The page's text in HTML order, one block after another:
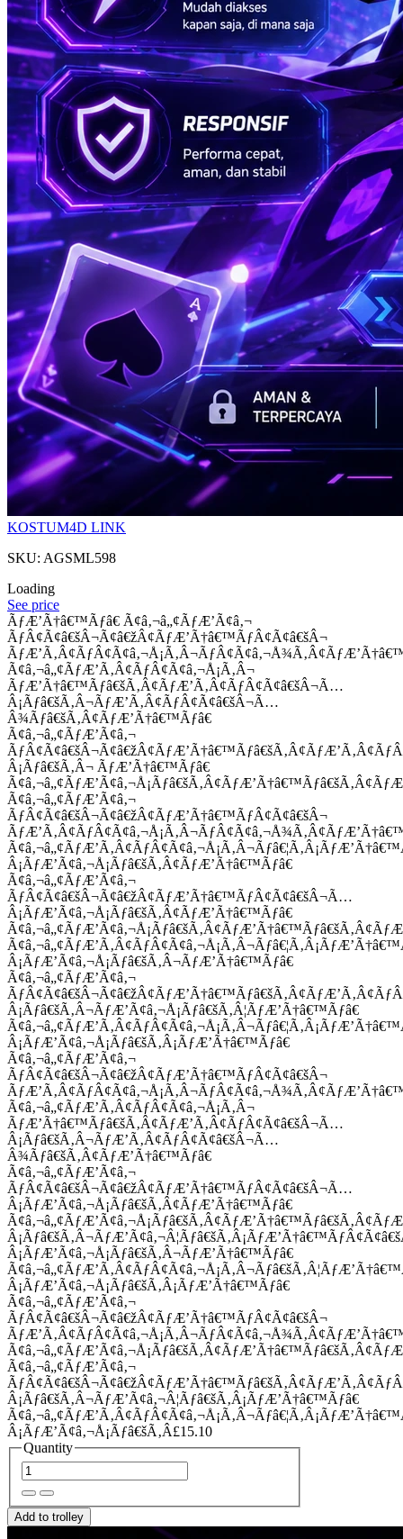
KOSTUM4D LINK
SKU: AGSML598
Loading
See price
ÃƒÆ’Ã†â€™Ãƒâ€ Ã¢â‚¬â„¢ÃƒÆ’Ã¢â‚¬
ÃƒÂ¢Ã¢â€šÂ¬Ã¢â€žÂ¢ÃƒÆ’Ã†â€™ÃƒÂ¢Ã¢â€šÂ¬
Ã¢â‚¬â„¢ÃƒÆ’Ã‚Â¢ÃƒÂ¢Ã¢â‚¬Å¡Ã‚Â¬
ÃƒÆ’Ã†â€™Ãƒâ€šÃ‚Â¢ÃƒÆ’Ã‚Â¢ÃƒÂ¢Ã¢â€šÂ¬Ã…
Â¡Ãƒâ€šÃ‚Â¬ÃƒÆ’Ã‚Â¢ÃƒÂ¢Ã¢â€šÂ¬Ã…
Â¾Ãƒâ€šÃ‚Â¢ÃƒÆ’Ã†â€™Ãƒâ€
Ã¢â‚¬â„¢ÃƒÆ’Ã¢â‚¬
Â¡Ãƒâ€šÃ‚Â¬ ÃƒÆ’Ã†â€™Ãƒâ€
Ã¢â‚¬â„¢ÃƒÆ’Ã¢â‚¬
ÃƒÂ¢Ã¢â€šÂ¬Ã¢â€žÂ¢ÃƒÆ’Ã†â€™ÃƒÂ¢Ã¢â€šÂ¬
Â¡ÃƒÆ’Ã¢â‚¬Å¡Ãƒâ€šÃ‚Â¢ÃƒÆ’Ã†â€™Ãƒâ€
Ã¢â‚¬â„¢ÃƒÆ’Ã¢â‚¬
ÃƒÂ¢Ã¢â€šÂ¬Ã¢â€žÂ¢ÃƒÆ’Ã†â€™ÃƒÂ¢Ã¢â€šÂ¬Ã…
Â¡ÃƒÆ’Ã¢â‚¬Å¡Ãƒâ€šÃ‚Â¢ÃƒÆ’Ã†â€™Ãƒâ€
Â¡ÃƒÆ’Ã¢â‚¬Å¡Ãƒâ€šÃ‚Â¬ÃƒÆ’Ã†â€™Ãƒâ€
Ã¢â‚¬â„¢ÃƒÆ’Ã¢â‚¬
Â¡Ãƒâ€šÃ‚Â¬ÃƒÆ’Ã¢â‚¬Å¡Ãƒâ€šÃ‚Â¦ÃƒÆ’Ã†â€™Ãƒâ€
Â¡ÃƒÆ’Ã¢â‚¬Å¡Ãƒâ€šÃ‚Â¡ÃƒÆ’Ã†â€™Ãƒâ€
Ã¢â‚¬â„¢ÃƒÆ’Ã¢â‚¬
ÃƒÂ¢Ã¢â€šÂ¬Ã¢â€žÂ¢ÃƒÆ’Ã†â€™ÃƒÂ¢Ã¢â€šÂ¬
Ã¢â‚¬â„¢ÃƒÆ’Ã‚Â¢ÃƒÂ¢Ã¢â‚¬Å¡Ã‚Â¬
ÃƒÆ’Ã†â€™Ãƒâ€šÃ‚Â¢ÃƒÆ’Ã‚Â¢ÃƒÂ¢Ã¢â€šÂ¬Ã…
Â¡Ãƒâ€šÃ‚Â¬ÃƒÆ’Ã‚Â¢ÃƒÂ¢Ã¢â€šÂ¬Ã…
Â¾Ãƒâ€šÃ‚Â¢ÃƒÆ’Ã†â€™Ãƒâ€
Ã¢â‚¬â„¢ÃƒÆ’Ã¢â‚¬
ÃƒÂ¢Ã¢â€šÂ¬Ã¢â€žÂ¢ÃƒÆ’Ã†â€™ÃƒÂ¢Ã¢â€šÂ¬Ã…
Â¡ÃƒÆ’Ã¢â‚¬Å¡Ãƒâ€šÃ‚Â¢ÃƒÆ’Ã†â€™Ãƒâ€
Â¡ÃƒÆ’Ã¢â‚¬Å¡Ãƒâ€šÃ‚Â¬ÃƒÆ’Ã†â€™Ãƒâ€
Â¡ÃƒÆ’Ã¢â‚¬Å¡Ãƒâ€šÃ‚Â¡ÃƒÆ’Ã†â€™Ãƒâ€
Ã¢â‚¬â„¢ÃƒÆ’Ã¢â‚¬
ÃƒÂ¢Ã¢â€šÂ¬Ã¢â€žÂ¢ÃƒÆ’Ã†â€™ÃƒÂ¢Ã¢â€šÂ¬
Ã¢â‚¬â„¢ÃƒÆ’Ã¢â‚¬
Â¡Ãƒâ€šÃ‚Â¬ÃƒÆ’Ã¢â‚¬Â¦Ãƒâ€šÃ‚Â¡ÃƒÆ’Ã†â€™Ãƒâ€
Â¡ÃƒÆ’Ã¢â‚¬Å¡Ãƒâ€šÃ‚Â£15.10
Quantity
Add to trolley